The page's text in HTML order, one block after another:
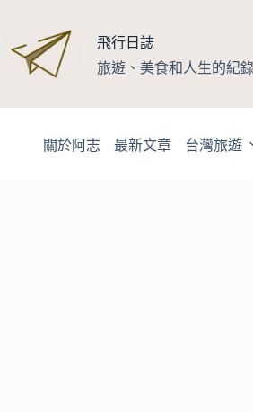
主
飛行日誌
旅遊、美食和人生的紀
關於阿志 最新文章 台灣旅遊